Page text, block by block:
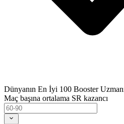
Dünyanın En İyi 100 Booster
Maç başına ortalama SR kazancı